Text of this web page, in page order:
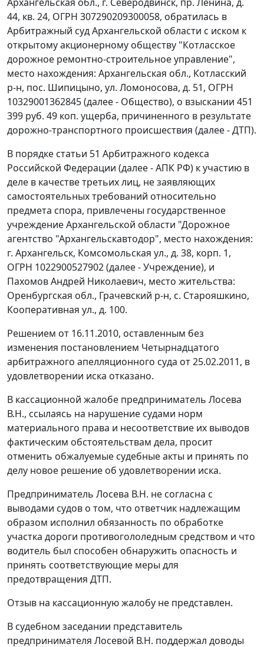
Архангельская обл., г. Северодвинск, пр. Ленина, д.
44, кв. 24, ОГРН 307290209300058, обратилась в
Арбитражный суд Архангельской области с иском к
открытому акционерному обществу "Котласское
дорожное ремонтно-строительное управление",
место нахождения: Архангельская обл., Котласский
р-н, пос. Шипицыно, ул. Ломоносова, д. 51, ОГРН
10329001362845 (далее - Общество), о взыскании 451
399 руб. 49 коп. ущерба, причиненного в результате
дорожно-транспортного происшествия (далее - ДТП).
В порядке статьи 51 Арбитражного кодекса
Российской Федерации (далее - АПК РФ) к участию в
деле в качестве третьих лиц, не заявляющих
самостоятельных требований относительно
предмета спора, привлечены государственное
учреждение Архангельской области "Дорожное
агентство "Архангельскавтодор", место нахождения:
г. Архангельск, Комсомольская ул., д. 38, корп. 1,
ОГРН 1022900527902 (далее - Учреждение), и
Пахомов Андрей Николаевич, место жительства:
Оренбургская обл., Грачевский р-н, с. Старояшкино,
Кооперативная ул., д. 100.
Решением от 16.11.2010, оставленным без
изменения постановлением Четырнадцатого
арбитражного апелляционного суда от 25.02.2011, в
удовлетворении иска отказано.
В кассационной жалобе предприниматель Лосева
В.Н., ссылаясь на нарушение судами норм
материального права и несоответствие их выводов
фактическим обстоятельствам дела, просит
отменить обжалуемые судебные акты и принять по
делу новое решение об удовлетворении иска.
Предприниматель Лосева В.Н. не согласна с
выводами судов о том, что ответчик надлежащим
образом исполнил обязанность по обработке
участка дороги противогололедным средством и что
водитель был способен обнаружить опасность и
принять соответствующие меры для
предотвращения ДТП.
Отзыв на кассационную жалобу не представлен.
В судебном заседании представитель
предпринимателя Лосевой В.Н. поддержал доводы